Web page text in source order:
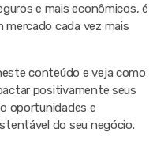
e mais econômicos, é
cada vez mais
conteúdo e veja como
positivamente seus
oportunidades e
do seu negócio.